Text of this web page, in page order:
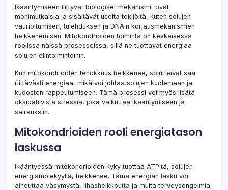
Ikääntymiseen liittyvät biologiset mekanismit ovat
monimutkaisia ja sisältävät useita tekijöitä, kuten solujen
vaurioitumisen, tulehduksen ja DNA:n korjausmekanismien
heikkenemisen. Mitokondrioiden toiminta on keskeisessä
roolissa näissä prosesseissa, sillä ne tuottavat energiaa
solujen elintoimintoihin.
Kun mitokondrioiden tehokkuus heikkenee, solut eivät saa
riittävästi energiaa, mikä voi johtaa solujen kuolemaan ja
kudosten rappeutumiseen. Tämä prosessi voi myös lisätä
oksidatiivista stressiä, joka vaikuttaa ikääntymiseen ja
sairauksiin.
Mitokondrioiden rooli energiatason
laskussa
Ikääntyessä mitokondrioiden kyky tuottaa ATP:tä, solujen
energiamolekyyliä, heikkenee. Tämä energian lasku voi
aiheuttaa väsymystä, lihasheikkoutta ja muita terveysongelmia.